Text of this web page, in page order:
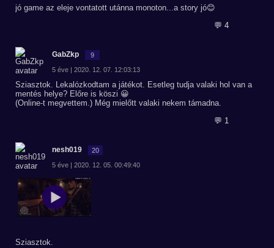
jó game az eleje vontatott utánna monoton...a story jó😊
💬 4
GabZkp 9
5 éve | 2020. 12. 07. 12:03:13
Sziasztok. Lekalózkodtam a játékot. Esetleg tudja valaki hol van a
mentés helye? Előre is köszi 😀
(Online-t megvettem.) Még mielőtt valaki nekem támadna.
💬 1
nesh019 20
5 éve | 2020. 12. 05. 00:49:40
Sziasztok.